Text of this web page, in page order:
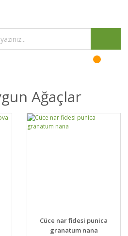
Ağaçlar
DETAYLAR
VER
Cüce nar fidesi punica
granatum nana